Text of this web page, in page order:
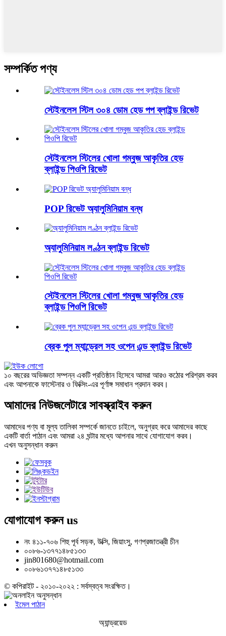
সম্পর্কিত পণ্য
স্টেইনলেস স্টিল ৩০৪ ডোম হেড পপ ব্লাইন্ড রিভেট
স্টেইনলেস স্টিলের খোলা গম্বুজ আকৃতির হেড
ব্লাইন্ড পিওপি রিভেট
POP রিভেট অ্যালুমিনিয়াম বন্ধ
অ্যালুমিনিয়াম লণ্ঠন ব্লাইন্ড রিভেট
স্টেইনলেস স্টিলের খোলা গম্বুজ আকৃতির হেড
ব্লাইন্ড পিওপি রিভেট
ব্রেক পুল ম্যান্ড্রেল সহ ওপেন এন্ড ব্লাইন্ড রিভেট
১০ বছরের অভিজ্ঞতা সম্পন্ন একটি প্রতিষ্ঠান হিসেবে আমরা আরও কঠোর পরিশ্রম করব
এবং আপনাকে ফাস্টেনার ও ফিক্সিং-এর পূর্ণাঙ্গ সমাধান প্রদান করব।
আমাদের নিউজলেটারে সাবস্ক্রাইব করুন
আমাদের পণ্য বা মূল্য তালিকা সম্পর্কে জানতে চাইলে, অনুগ্রহ করে আমাদের কাছে
একটি বার্তা পাঠান এবং আমরা ২৪ ঘন্টার মধ্যে আপনার সাথে যোগাযোগ করব।
এখন অনুসন্ধান করুন
যোগাযোগ করুনus
নং ৪১১-৭০৬ শিহু পূর্ব সড়ক, উক্সি, জিয়াংসু, গণপ্রজাতন্ত্রী চীন
০০৮৬-১৩৭৭১৪৮৫১৩৩
jin801680@hotmail.com
০০৮৬১৩৭৭১৪৮৫১৩৩
© কপিরাইট - ২০১০-২০২২ : সর্বস্বত্ব সংরক্ষিত।
ইমেল পাঠান
অ্যান্ড্রয়েড